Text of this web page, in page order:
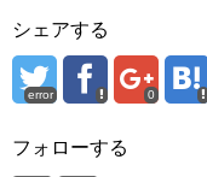
シェアする
error 0
フォローする